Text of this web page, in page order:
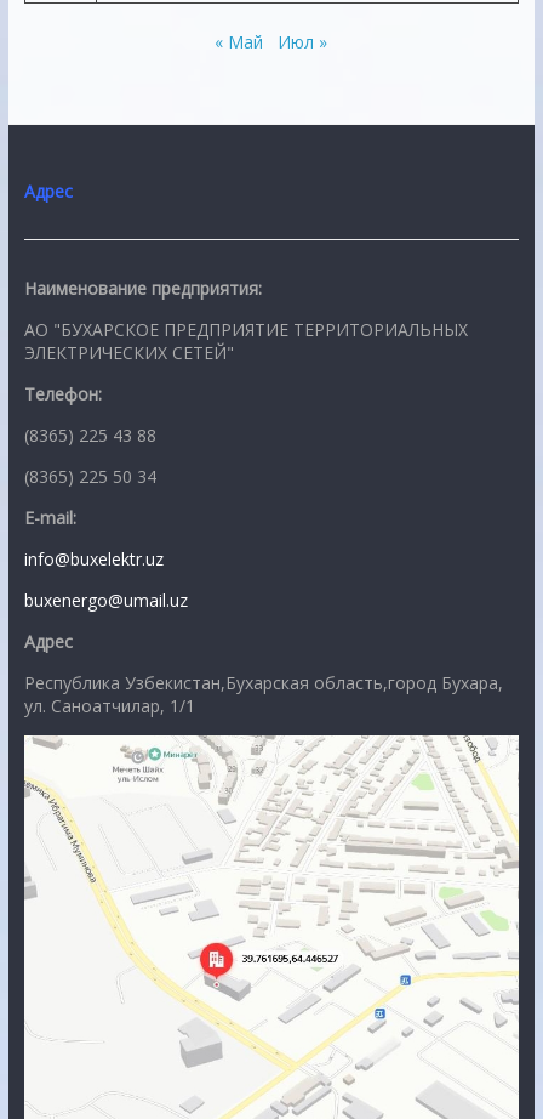
« Май Июл »
Адрес
Наименование предприятия:
АО "БУХАРСКОЕ ПРЕДПРИЯТИЕ ТЕРРИТОРИАЛЬНЫХ
ЭЛЕКТРИЧЕСКИХ СЕТЕЙ"
Телефон:
(8365) 225 43 88
(8365) 225 50 34
E-mail:
info@buxelektr.uz
buxenergo@umail.uz
Адрес
Республика Узбекистан,Бухарская область,город Бухара,
ул. Саноатчилар, 1/1